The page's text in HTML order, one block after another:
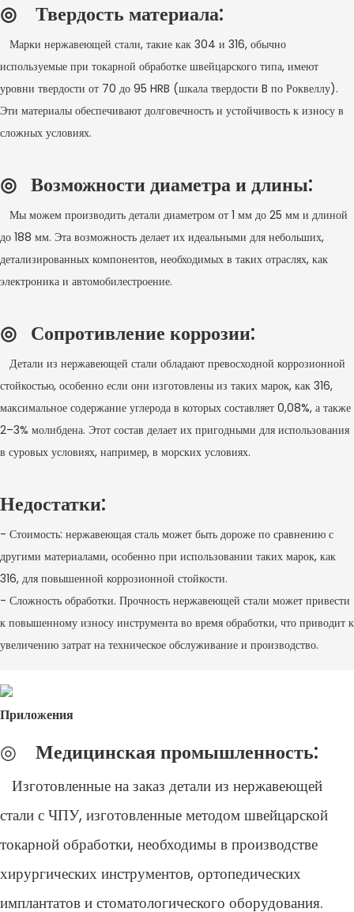
◎ Твердость материала:
Марки нержавеющей стали, такие как 304 и 316, обычно
используемые при токарной обработке швейцарского типа, имеют
уровни твердости от 70 до 95 HRB (шкала твердости B по Роквеллу).
Эти материалы обеспечивают долговечность и устойчивость к износу в
сложных условиях.
◎ Возможности диаметра и длины:
Мы можем производить детали диаметром от 1 мм до 25 мм и длиной
до 188 мм. Эта возможность делает их идеальными для небольших,
детализированных компонентов, необходимых в таких отраслях, как
электроника и автомобилестроение.
◎ Сопротивление коррозии:
Детали из нержавеющей стали обладают превосходной коррозионной
стойкостью, особенно если они изготовлены из таких марок, как 316,
максимальное содержание углерода в которых составляет 0,08%, а также
2–3% молибдена. Этот состав делает их пригодными для использования
в суровых условиях, например, в морских условиях.
Недостатки:
- Стоимость: нержавеющая сталь может быть дороже по сравнению с
другими материалами, особенно при использовании таких марок, как
316, для повышенной коррозионной стойкости.
- Сложность обработки. Прочность нержавеющей стали может привести
к повышенному износу инструмента во время обработки, что приводит к
увеличению затрат на техническое обслуживание и производство.
Приложения
◎ Медицинская промышленность:
Изготовленные на заказ детали из нержавеющей
стали с ЧПУ, изготовленные методом швейцарской
токарной обработки, необходимы в производстве
хирургических инструментов, ортопедических
имплантатов и стоматологического оборудования.